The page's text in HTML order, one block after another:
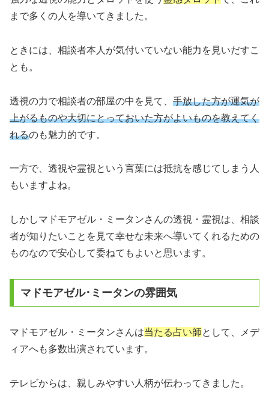
まで多くの人を導いてきました。
ときには、相談者本人が気付いていない能力を見いだすこ
とも。
透視の力で相談者の部屋の中を見て、 手放した方が運気が
上がるものや大切にとっておいた方がよいものを教えてく
れるのも魅力的です。
一方で、透視や霊視という言葉には抵抗を感じてしまう人
もいますよね。
しかしマドモアゼル・ミータンさんの透視・霊視は、相談
者が知りたいことを見て幸せな未来へ導いてくれるための
ものなので安心して委ねてもよいと思います。
マドモアゼル･ミータンの雰囲気
マドモアゼル・ミータンさんは当たる占い師として、メデ
ィアへも多数出演されています。
テレビからは、親しみやすい人柄が伝わってきました。